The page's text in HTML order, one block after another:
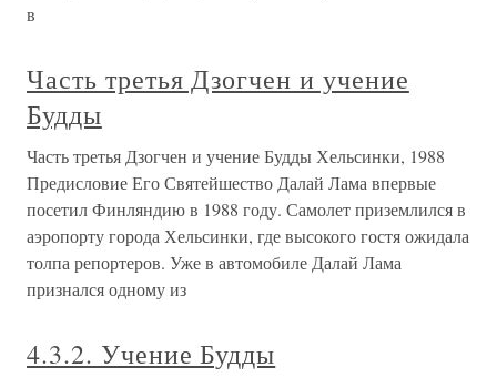
в
Часть третья Дзогчен и учение
Будды
Часть третья Дзогчен и учение Будды Хельсинки, 1988
Предисловие Его Святейшество Далай Лама впервые
посетил Финляндию в 1988 году. Самолет приземлился в
аэропорту города Хельсинки, где высокого гостя ожидала
толпа репортеров. Уже в автомобиле Далай Лама
признался одному из
4.3.2. Учение Будды